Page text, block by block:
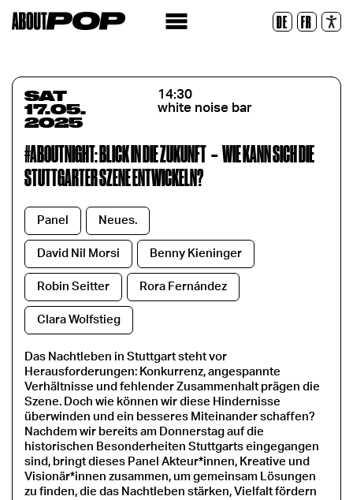
DE FR
SAT
17.05.
2025
14:30
white noise bar
#ABOUTNIGHT: BLICK IN DIE ZUKUNFT–WIE KANN SICH DIE
STUTTGARTER SZENE ENTWICKELN?
Panel Neues.
David Nil Morsi Benny Kieninger
Robin Seitter Rora Fernández
Clara Wolfstieg
Das Nachtleben in Stuttgart steht vor
Herausforderungen: Konkurrenz, angespannte
Verhältnisse und fehlender Zusammenhalt prägen die
Szene. Doch wie können wir diese Hindernisse
überwinden und ein besseres Miteinander schaffen?
Nachdem wir bereits am Donnerstag auf die
historischen Besonderheiten Stuttgarts eingegangen
sind, bringt dieses Panel Akteur*innen, Kreative und
Visionär*innen zusammen, um gemeinsam Lösungen
zu finden, die das Nachtleben stärken, Vielfalt fördern